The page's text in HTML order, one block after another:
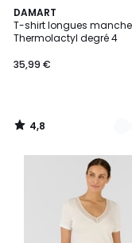
DAMART
T-shirt longues manches
Thermolactyl degré 4
35,99 €
4,8
/ 5
2
Couleurs
4,8
/